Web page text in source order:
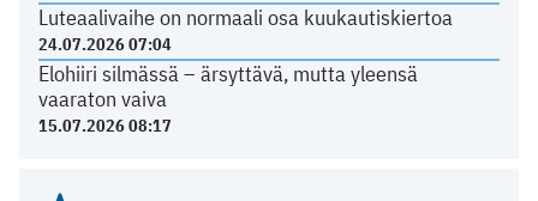
Luteaalivaihe on normaali osa kuukautiskiertoa
24.07.2026 07:04
Elohiiri silmässä – ärsyttävä, mutta yleensä
vaaraton vaiva
15.07.2026 08:17